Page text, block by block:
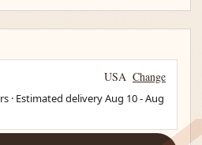
USA Change
· Estimated deliveryAug 10-Aug